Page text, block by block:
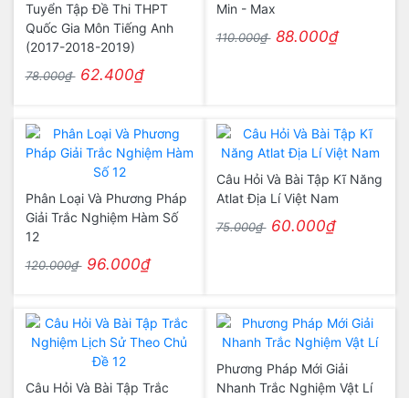
Tuyển Tập Đề Thi THPT
Quốc Gia Môn Tiếng Anh
(2017-2018-2019)
78.000₫ 62.400₫
Min - Max
110.000₫ 88.000₫
Phân Loại Và Phương Pháp
Giải Trắc Nghiệm Hàm Số
12
120.000₫ 96.000₫
Câu Hỏi Và Bài Tập Kĩ Năng
Atlat Địa Lí Việt Nam
75.000₫ 60.000₫
Câu Hỏi Và Bài Tập Trắc
Phương Pháp Mới Giải
Nhanh Trắc Nghiệm Vật Lí